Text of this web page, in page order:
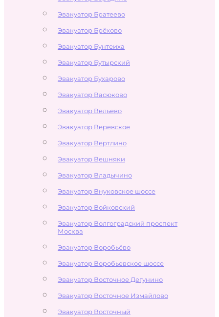
Эвакуатор Братеево
Эвакуатор Брёхово
Эвакуатор Бунтеиха
Эвакуатор Бутырский
Эвакуатор Бухарово
Эвакуатор Васюково
Эвакуатор Вельево
Эвакуатор Веревское
Эвакуатор Вертлино
Эвакуатор Вешняки
Эвакуатор Владычино
Эвакуатор Внуковское шоссе
Эвакуатор Войковский
Эвакуатор Волгоградский проспект
Москва
Эвакуатор Воробьёво
Эвакуатор Воробьевское шоссе
Эвакуатор Восточное Дегунино
Эвакуатор Восточное Измайлово
Эвакуатор Восточный